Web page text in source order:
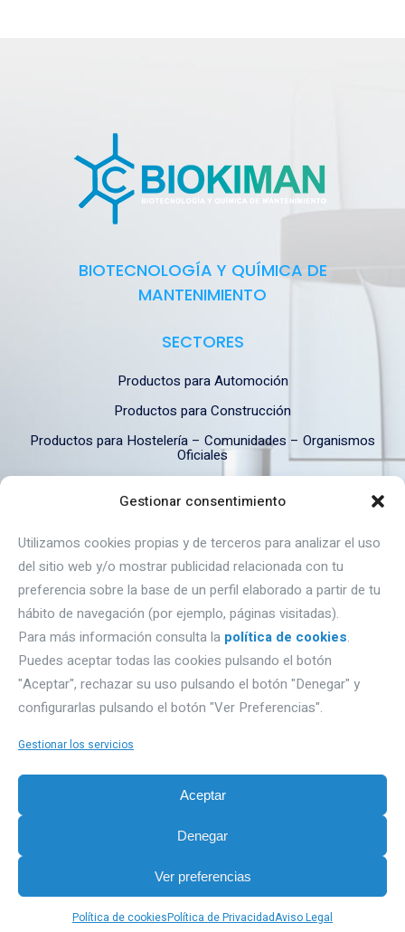
Gestionar consentimiento
Utilizamos cookies propias y de terceros para analizar el uso
del sitio web y/o mostrar publicidad relacionada con tu
preferencia sobre la base de un perfil elaborado a partir de tu
hábito de navegación (por ejemplo, páginas visitadas).
Para más información consulta la política de cookies.
Puedes aceptar todas las cookies pulsando el botón
"Aceptar", rechazar su uso pulsando el botón "Denegar" y
configurarlas pulsando el botón "Ver Preferencias".
Gestionar los servicios
Aceptar
Denegar
Ver preferencias
Política de cookiesPolítica de PrivacidadAviso Legal
BIOTECNOLOGÍA Y QUÍMICA DE
MANTENIMIENTO
SECTORES
Productos para Automoción
Productos para Construcción
Productos para Hostelería – Comunidades – Organismos
Oficiales
DÓNDE ESTAMOS
Autovía A1, Km 233- naves Gromber, nave 91
09195 Villagonzalo Pedernales (Burgos).
Email: proquimbur@proquimbur.com
Teléfono. 947203886
PRIVACIDAD
Aviso Legal
Sobre Cookies